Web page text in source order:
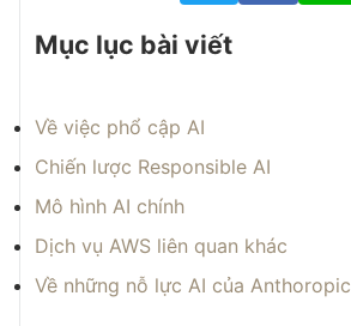
Mục lục bài viết
Về việc phổ cập AI
Chiến lược Responsible AI
Mô hình AI chính
Dịch vụ AWS liên quan khác
Về những nỗ lực AI của Anthoropic